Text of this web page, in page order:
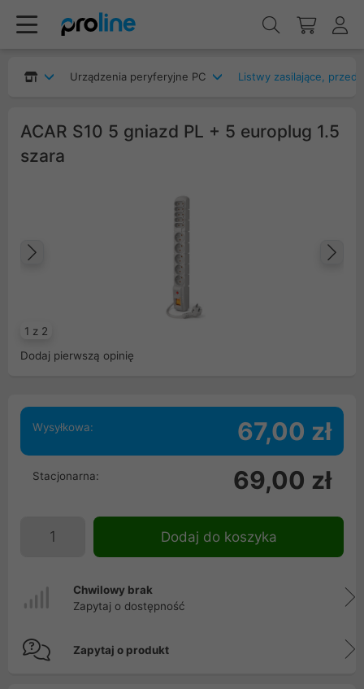
Urządzenia peryferyjne PC Listwy zasilające,
ACAR S10 5 gniazd PL + 5 europlug 1.5
szara
1 z 2
Dodaj pierwszą opinię
Wysyłkowa: 67,00 zł
Stacjonarna: 69,00 zł
Dodaj do koszyka
Chwilowy brak
Zapytaj o dostępność
Zapytaj o produkt